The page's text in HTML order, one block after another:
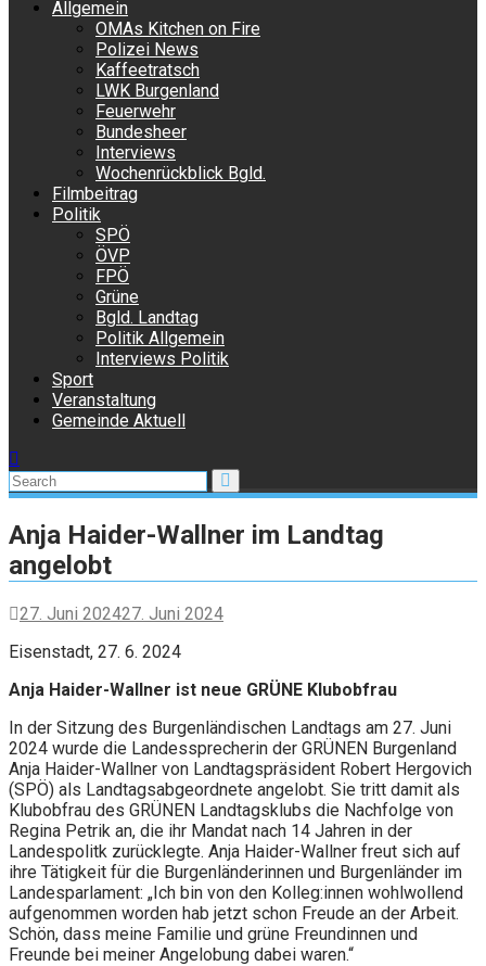
Allgemein
OMAs Kitchen on Fire
Polizei News
Kaffeetratsch
LWK Burgenland
Feuerwehr
Bundesheer
Interviews
Wochenrückblick Bgld.
Filmbeitrag
Politik
SPÖ
ÖVP
FPÖ
Grüne
Bgld. Landtag
Politik Allgemein
Interviews Politik
Sport
Veranstaltung
Gemeinde Aktuell
Anja Haider-Wallner im Landtag
angelobt
27. Juni 202427. Juni 2024
Eisenstadt, 27. 6. 2024
Anja Haider-Wallner ist neue GRÜNE Klubobfrau
In der Sitzung des Burgenländischen Landtags am 27. Juni
2024 wurde die Landessprecherin der GRÜNEN Burgenland
Anja Haider-Wallner von Landtagspräsident Robert Hergovich
(SPÖ) als Landtagsabgeordnete angelobt. Sie tritt damit als
Klubobfrau des GRÜNEN Landtagsklubs die Nachfolge von
Regina Petrik an, die ihr Mandat nach 14 Jahren in der
Landespolitk zurücklegte. Anja Haider-Wallner freut sich auf
ihre Tätigkeit für die Burgenländerinnen und Burgenländer im
Landesparlament: „Ich bin von den Kolleg:innen wohlwollend
aufgenommen worden hab jetzt schon Freude an der Arbeit.
Schön, dass meine Familie und grüne Freundinnen und
Freunde bei meiner Angelobung dabei waren.“